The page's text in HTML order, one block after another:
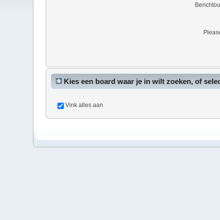
Kies een board waar je in wilt zoeken, of
Vink alles aan